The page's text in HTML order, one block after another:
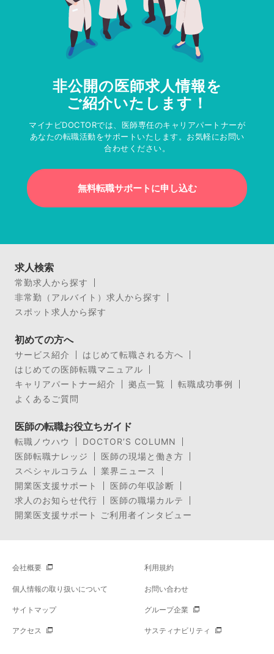
非公開の医師求人情報を
ご紹介いたします！
マイナビDOCTORでは、医師専任のキャリアパートナーが
あなたの転職活動をサポートいたします。お気軽にお問い
合わせください。
無料転職サポートに申し込む
求人検索
常勤求人から探す
非常勤（アルバイト）求人から探す
スポット求人から探す
初めての方へ
サービス紹介
はじめて転職される方へ
はじめての医師転職マニュアル
キャリアパートナー紹介
拠点一覧
転職成功事例
よくあるご質問
医師の転職お役立ちガイド
転職ノウハウ
DOCTOR’S COLUMN
医師転職ナレッジ
医師の現場と働き方
スペシャルコラム
業界ニュース
開業医支援サポート
医師の年収診断
求人のお知らせ代行
医師の職場カルテ
開業医支援サポート ご利用者インタビュー
会社概要 利用規約
個人情報の取り扱いについて お問い合わせ
サイトマップ グループ企業
アクセス サスティナビリティ